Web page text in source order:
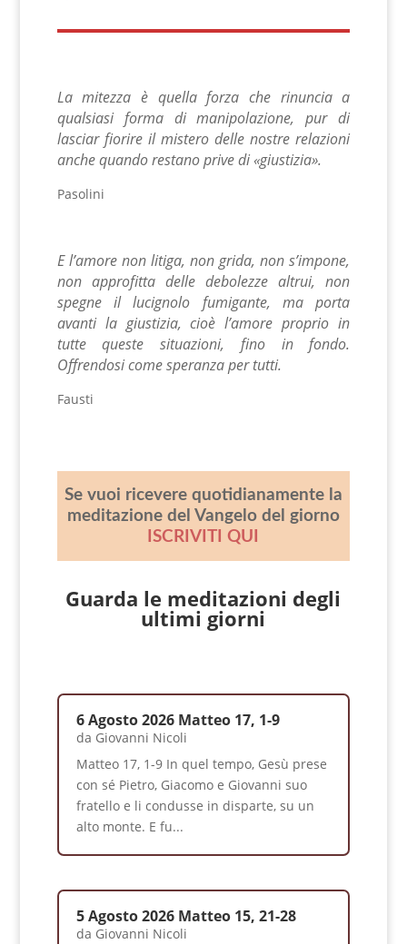
La mitezza è quella forza che rinuncia a
qualsiasi forma di manipolazione, pur di
lasciar fiorire il mistero delle nostre relazioni
anche quando restano prive di «giustizia».
Pasolini
E l’amore non litiga, non grida, non s’impone,
non approfitta delle debolezze altrui, non
spegne il lucignolo fumigante, ma porta
avanti la giustizia, cioè l’amore proprio in
tutte queste situazioni, fino in fondo.
Offrendosi come speranza per tutti.
Fausti
Se vuoi ricevere quotidianamente la
meditazione del Vangelo del giorno
ISCRIVITI QUI
Guarda le meditazioni degli
ultimi giorni
6 Agosto 2026 Matteo 17, 1-9
da Giovanni Nicoli
Matteo 17, 1-9 In quel tempo, Gesù prese
con sé Pietro, Giacomo e Giovanni suo
fratello e li condusse in disparte, su un
alto monte. E fu...
5 Agosto 2026 Matteo 15, 21-28
da Giovanni Nicoli